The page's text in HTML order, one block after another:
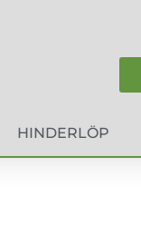
HINDERLÖP